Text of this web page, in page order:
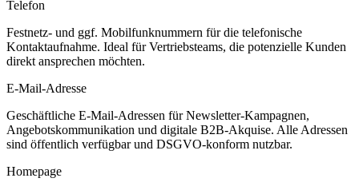
Telefon
Festnetz- und ggf. Mobilfunknummern für die telefonische
Kontaktaufnahme. Ideal für Vertriebsteams, die potenzielle Kunden
direkt ansprechen möchten.
E-Mail-Adresse
Geschäftliche E-Mail-Adressen für Newsletter-Kampagnen,
Angebotskommunikation und digitale B2B-Akquise. Alle Adressen
sind öffentlich verfügbar und DSGVO-konform nutzbar.
Homepage